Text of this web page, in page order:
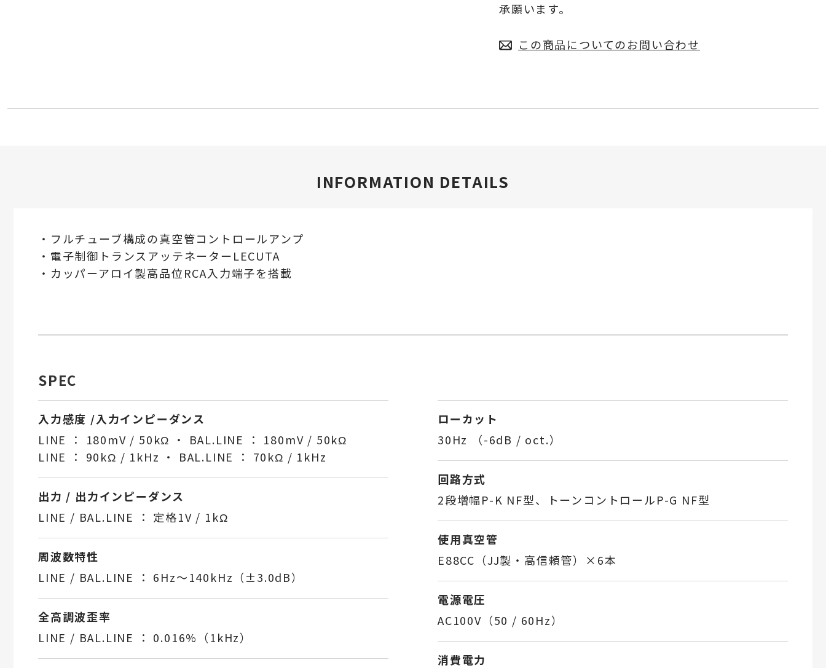
承願います。
この商品についてのお問い合わせ
INFORMATION DETAILS
・フルチューブ構成の真空管コントロールアンプ
・電子制御トランスアッテネーターLECUTA
・カッパーアロイ製高品位RCA入力端子を搭載
SPEC
入力感度 /入力インピーダンス
LINE ： 180mV / 50kΩ ・ BAL.LINE ： 180mV / 50kΩ
LINE ： 90kΩ / 1kHz ・ BAL.LINE ： 70kΩ / 1kHz
出力 / 出力インピーダンス
LINE / BAL.LINE ： 定格1V / 1kΩ
周波数特性
LINE / BAL.LINE ： 6Hz〜140kHz（±3.0dB）
全高調波歪率
LINE / BAL.LINE ： 0.016%（1kHz）
ローカット
30Hz （-6dB / oct.）
回路方式
2段増幅P-K NF型、トーンコントロールP-G NF型
使用真空管
E88CC（JJ製・高信頼管）×6本
電源電圧
AC100V（50 / 60Hz）
消費電力